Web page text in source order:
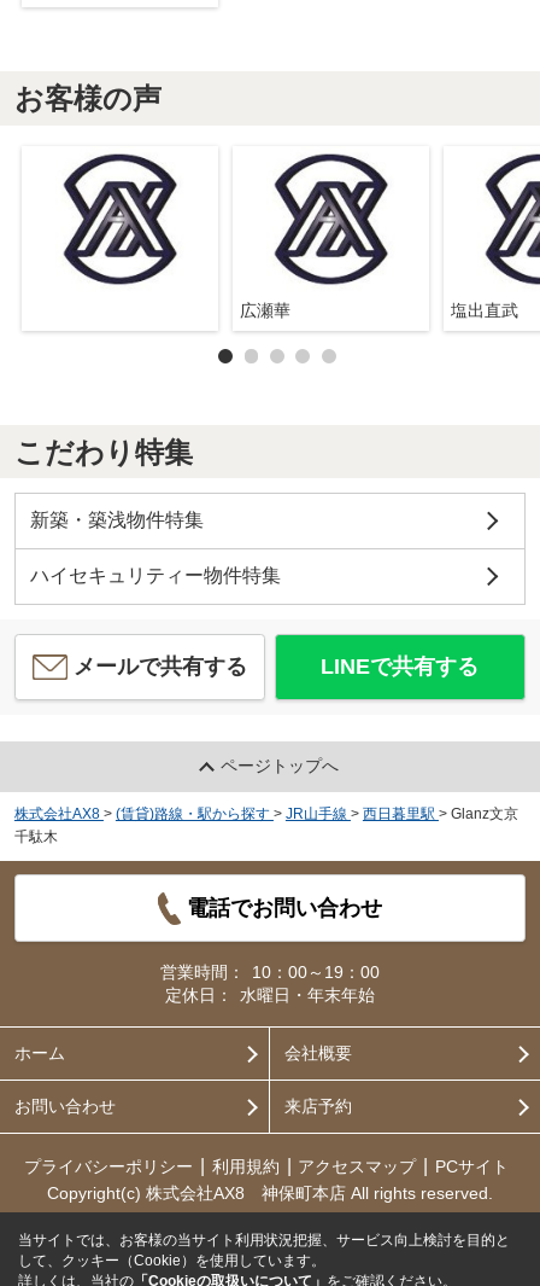
お客様の声
広瀬華 塩出直武
こだわり特集
新築・築浅物件特集
ハイセキュリティー物件特集
メールで共有する LINEで共有する
ページトップへ
株式会社AX8 > (賃貸)路線・駅から探す > JR山手線 > 西日暮里駅 > Glanz文京
千駄木
電話でお問い合わせ
営業時間：
10：00～19：00
定休日：
水曜日・年末年始
ホーム 会社概要
お問い合わせ 来店予約
プライバシーポリシー 利用規約 アクセスマップ
PCサイト
Copyright(c) 株式会社AX8 神保町本店 All rights reserved.
当サイトでは、お客様の当サイト利用状況把握、サービス向上検討を目的と
して、クッキー（Cookie）を使用しています。
詳しくは、当社の 「Cookieの取扱いについて」 をご確認ください。